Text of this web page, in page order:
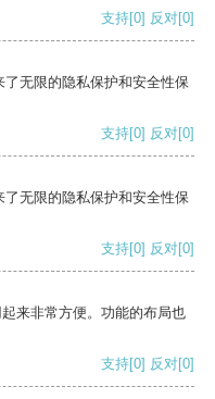
支持[0] 反对[0]
无限的隐私保护和安全性保
支持[0] 反对[0]
无限的隐私保护和安全性保
支持[0] 反对[0]
来非常方便。功能的布局也
支持[0] 反对[0]